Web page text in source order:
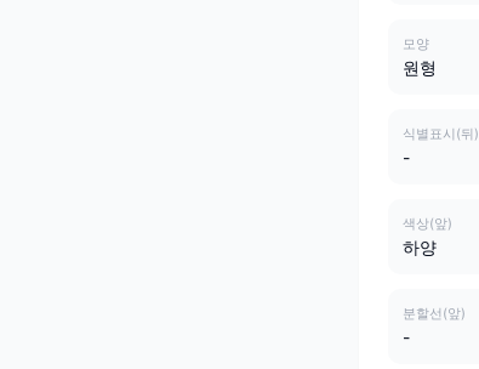
모양
원형
식별표시(뒤)
-
색상(앞)
하양
분할선(앞)
-